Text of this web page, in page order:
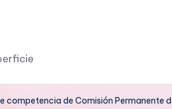
competencia de Comisión Permanente